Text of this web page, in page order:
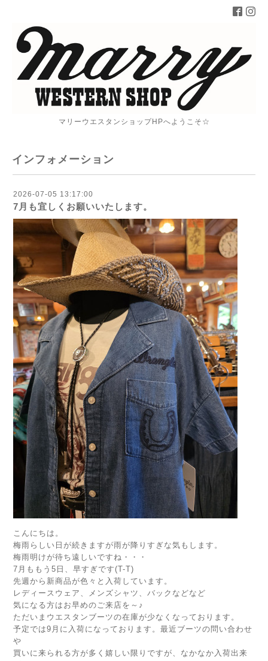
マリーウエスタンショップHPへようこそ☆
インフォメーション
2026-07-05 13:17:00
7月も宜しくお願いいたします。
こんにちは。
梅雨らしい日が続きますが雨が降りすぎな気もします。
梅雨明けが待ち遠しいですね・・・
7月ももう5日、早すぎです(T-T)
先週から新商品が色々と入荷しています。
レディースウェア、メンズシャツ、バックなどなど
気になる方はお早めのご来店を～♪
ただいまウエスタンブーツの在庫が少なくなっております。
予定では9月に入荷になっております。最近ブーツの問い合わせ
や
買いに来られる方が多く嬉しい限りですが、なかなか入荷出来